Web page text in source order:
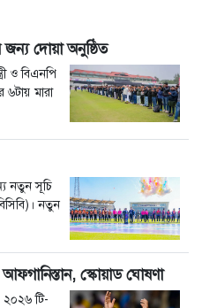
জন্য দোয়া অনুষ্ঠিত
ও বিএনপি
৬টায় মারা
নতুন সূচি
নতুন
স্কোয়াড ঘোষণা
২০২৬ টি-